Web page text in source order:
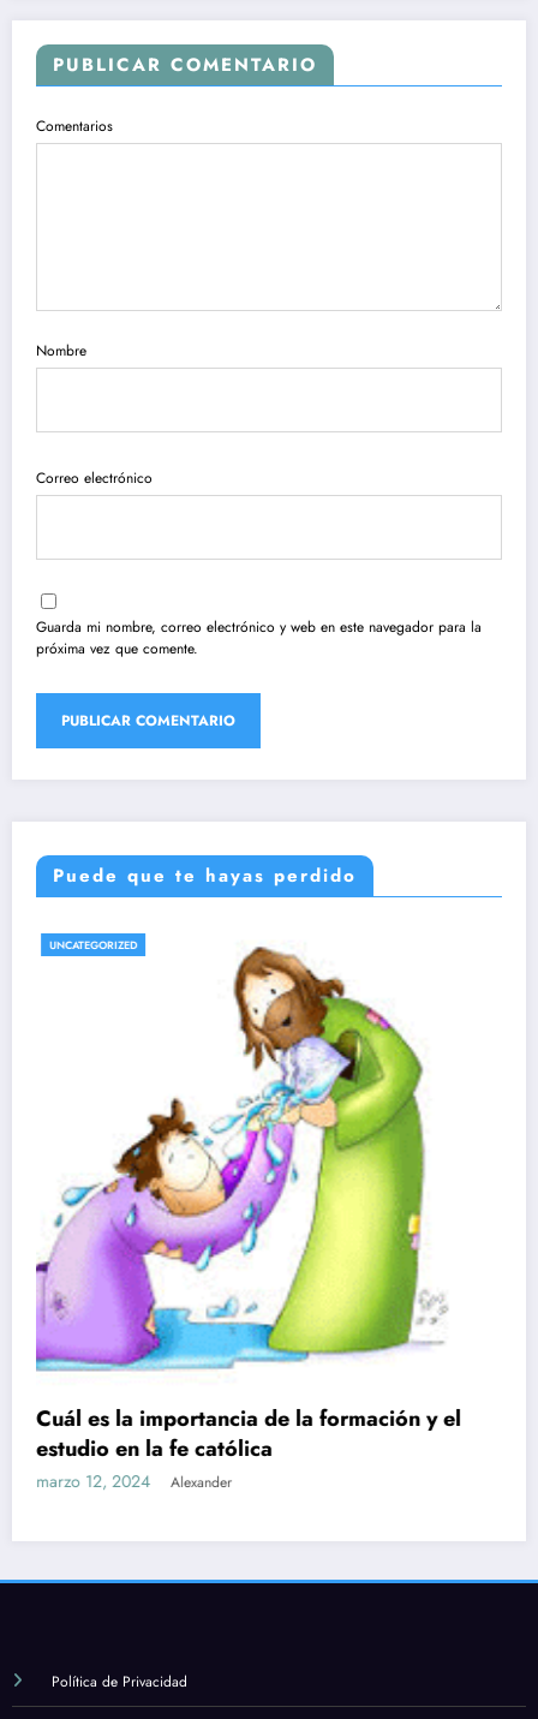
PUBLICAR COMENTARIO
Comentarios
Nombre
Correo electrónico
Guarda mi nombre, correo electrónico y web en este navegador para la
próxima vez que comente.
Puede que te hayas perdido
UNCATEGORIZED
Cuál es la relación entre la ciencia y la
religión
marzo 12, 2024 Alexander